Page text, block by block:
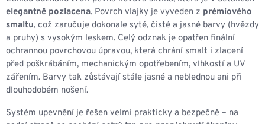
elegantně pozlacena. Povrch vlajky je vyveden z prémiového
smaltu, což zaručuje dokonale syté, čisté a jasné barvy (hvězdy
a pruhy) s vysokým leskem. Celý odznak je opatřen finální
ochrannou povrchovou úpravou, která chrání smalt i zlacení
před poškrábáním, mechanickým opotřebením, vlhkostí a UV
zářením. Barvy tak zůstávají stále jasné a neblednou ani při
dlouhodobém nošení.
Systém upevnění je řešen velmi prakticky a bezpečně – na